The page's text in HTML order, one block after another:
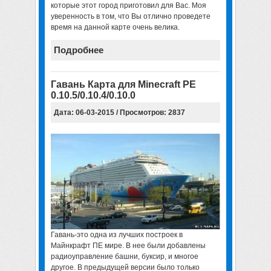
которые этот город приготовил для Вас. Моя
уверенность в том, что Вы отлично проведете
время на данной карте очень велика.
Подробнее
Гавань Карта для Minecraft PE
0.10.5/0.10.4/0.10.0
Дата: 06-03-2015 / Просмотров: 2837
Гавань-это одна из лучших построек в
Майнкрафт ПЕ мире. В нее были добавлены
радиоуправление башни, буксир, и многое
другое. В предыдущей версии было только